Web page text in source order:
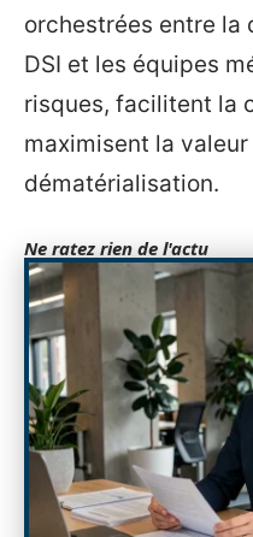
orchestrées entre la
DSI et les équipes
risques, facilitent la
maximisent la
dématérialisation.
Ne ratez rien de l'actu